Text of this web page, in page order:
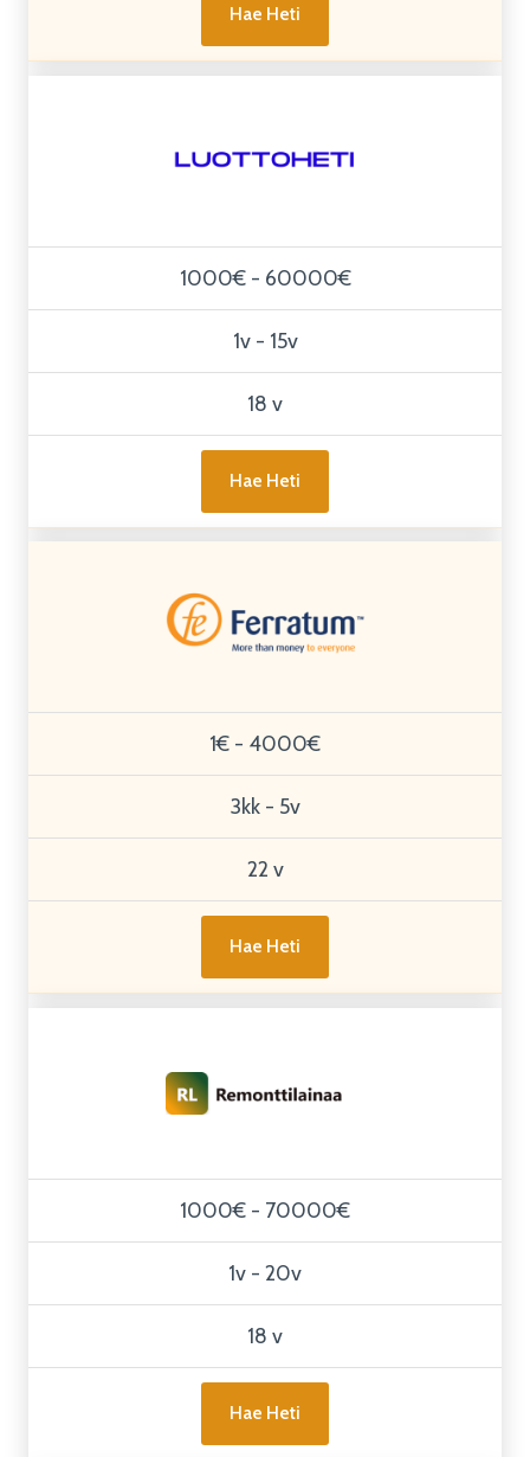
Hae Heti
1000€ - 60000€
1v - 15v
18 v
Hae Heti
1€ - 4000€
3kk - 5v
22 v
Hae Heti
1000€ - 70000€
1v - 20v
18 v
Hae Heti